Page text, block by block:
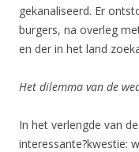
gekanaliseerd. Er
burgers, na overleg
en der in het land
Het dilemma van de
In het verlengde van
interessante?kwestie: